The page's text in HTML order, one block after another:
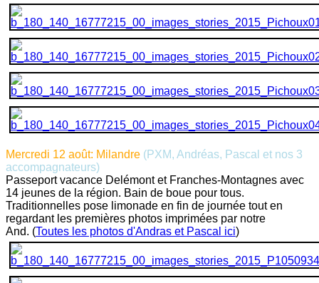
Mercredi 12 août: Milandre (PXM, Andréas, Pascal et nos 3
accompagnateurs)
Passeport vacance Delémont et Franches-Montagnes avec
14 jeunes de la région. Bain de boue pour tous.
Traditionnelles pose limonade en fin de journée tout en
regardant les premières photos imprimées par notre
And. (Toutes les photos d'Andras et Pascal ici)